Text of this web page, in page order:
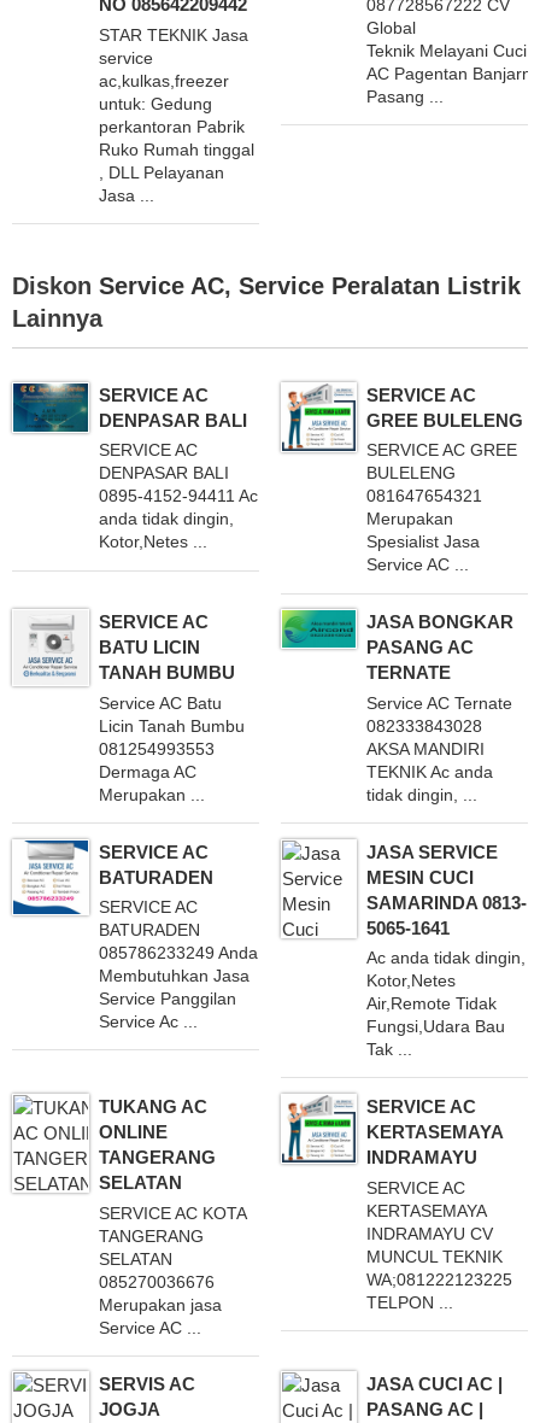
NO 085642209442
STAR TEKNIK Jasa
service
ac,kulkas,freezer
untuk: Gedung
perkantoran Pabrik
Ruko Rumah tinggal
, DLL Pelayanan
Jasa ...
087728567222 CV
Global
Teknik Melayani Cuci
AC Pagentan
Pasang ...
Diskon Service AC, Service Peralatan Listrik
Lainnya
SERVICE AC
DENPASAR BALI
SERVICE AC
DENPASAR BALI
0895-4152-94411 Ac
anda tidak dingin,
Kotor,Netes ...
SERVICE AC
GREE BULELENG
SERVICE AC GREE
BULELENG
081647654321
Merupakan
Spesialist Jasa
Service AC ...
SERVICE AC
BATU LICIN
TANAH BUMBU
Service AC Batu
Licin Tanah Bumbu
081254993553
Dermaga AC
Merupakan ...
JASA BONGKAR
PASANG AC
TERNATE
Service AC Ternate
082333843028
AKSA MANDIRI
TEKNIK Ac anda
tidak dingin, ...
SERVICE AC
BATURADEN
SERVICE AC
BATURADEN
085786233249 Anda
Membutuhkan Jasa
Service Panggilan
Service Ac ...
JASA SERVICE
MESIN CUCI
SAMARINDA 0813-
5065-1641
Ac anda tidak dingin,
Kotor,Netes
Air,Remote Tidak
Fungsi,Udara Bau
Tak ...
TUKANG AC
ONLINE
TANGERANG
SELATAN
SERVICE AC KOTA
TANGERANG
SELATAN
085270036676
Merupakan jasa
Service AC ...
SERVICE AC
KERTASEMAYA
INDRAMAYU
SERVICE AC
KERTASEMAYA
INDRAMAYU CV
MUNCUL TEKNIK
WA;081222123225
TELPON ...
SERVIS AC
JOGJA
JASA CUCI AC |
PASANG AC |